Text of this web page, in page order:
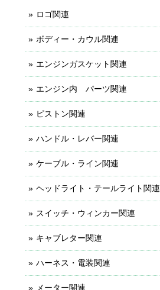
ロゴ関連
ボディー・カウル関連
エンジンガスケット関連
エンジン内 パーツ関連
ピストン関連
ハンドル・レバー関連
ケーブル・ライン関連
ヘッドライト・テールライト関連
スイッチ・ウィンカー関連
キャブレター関連
ハーネス・電装関連
メーター関連